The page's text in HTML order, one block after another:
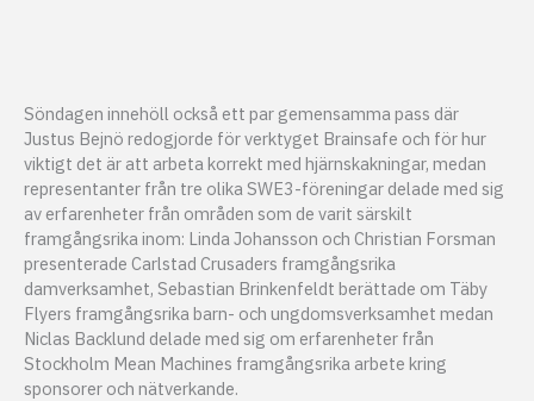
Söndagen innehöll också ett par gemensamma pass där
Justus Bejnö redogjorde för verktyget Brainsafe och för hur
viktigt det är att arbeta korrekt med hjärnskakningar, medan
representanter från tre olika SWE3-föreningar delade med sig
av erfarenheter från områden som de varit särskilt
framgångsrika inom: Linda Johansson och Christian Forsman
presenterade Carlstad Crusaders framgångsrika
damverksamhet, Sebastian Brinkenfeldt berättade om Täby
Flyers framgångsrika barn- och ungdomsverksamhet medan
Niclas Backlund delade med sig om erfarenheter från
Stockholm Mean Machines framgångsrika arbete kring
sponsorer och nätverkande.